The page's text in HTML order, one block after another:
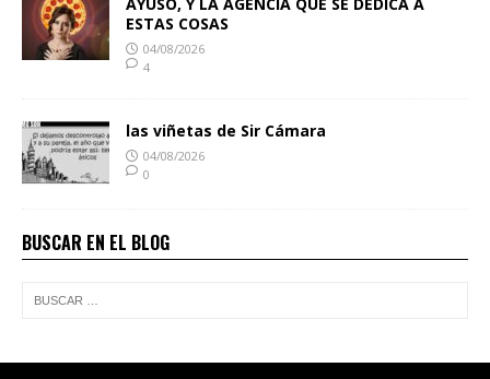
ESTAS COSAS
04/08/2026
4
las viñetas de Sir Cámara
04/08/2026
0
BUSCAR EN EL BLOG